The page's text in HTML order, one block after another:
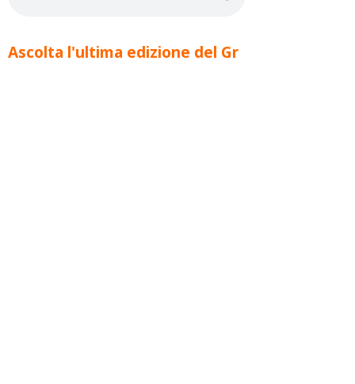
Ascolta l'ultima edizione del Gr